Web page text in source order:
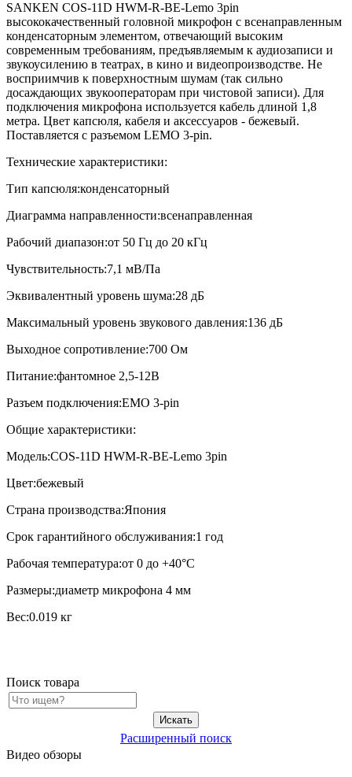
SANKEN COS-11D HWM-R-BE-Lemo 3pin
высококачественный головной микрофон с всенаправленным
конденсаторным элементом, отвечающий высоким
современным требованиям, предъявляемым к аудиозаписи и
звукоусилению в театрах, в кино и видеопроизводстве. Не
восприимчив к поверхностным шумам (так сильно
досаждающих звукооператорам при чистовой записи). Для
подключения микрофона используется кабель длиной 1,8
метра. Цвет капсюля, кабеля и аксессуаров - бежевый.
Поставляется с разъемом LEMO 3-pin.
Технические характеристики:
Тип капсюля:конденсаторный
Диаграмма направленности:всенаправленная
Рабочий диапазон:от 50 Гц до 20 кГц
Чувствительность:7,1 мВ/Па
Эквивалентный уровень шума:28 дБ
Максимальный уровень звукового давления:136 дБ
Выходное сопротивление:700 Ом
Питание:фантомное 2,5-12В
Разъем подключения:EMO 3-pin
Общие характеристики:
Модель:COS-11D HWM-R-BE-Lemo 3pin
Цвет:бежевый
Страна производства:Япония
Срок гарантийного обслуживания:1 год
Рабочая температура:от 0 до +40°C
Размеры:диаметр микрофона 4 мм
Вес:0.019 кг
Поиск товара
Расширенный поиск
Видео обзоры